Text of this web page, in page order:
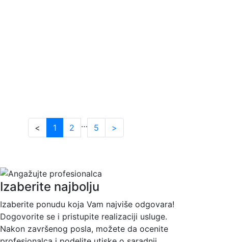
< 1 2 … 5 >
Izaberite najbolju
Izaberite ponudu koja Vam najviše odgovara!
Dogovorite se i pristupite realizaciji usluge.
Nakon završenog posla, možete da ocenite